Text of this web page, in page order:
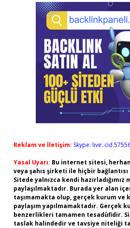
Reklam ve İletişim: Skype:
Yasal Uyarı: Bu internet sitesi,
veya şahıs şirketi ile hiçbir
Sitede yalnızca kendi hazırladığımız
paylaşılmaktadır. Burada yer alan
taşımamakta olup, gerçek kurum ve
paylaşım yapılmamaktadır. Gerçek
benzerlikleri tamamen tesadüfidir.
taslak halindedir ve tavsiye niteliği